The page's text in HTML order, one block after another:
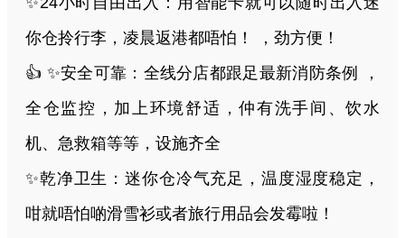
你仓拎行李，凌晨返港都唔怕！ ，劲方便！
👍 ✨安全可靠：全线分店都跟足最新消防条例 ，
全仓监控，加上环境舒适，仲有洗手间、饮水
机、急救箱等等，设施齐全
✨乾净卫生：迷你仓冷气充足，温度湿度稳定，
咁就唔怕啲滑雪衫或者旅行用品会发霉啦！